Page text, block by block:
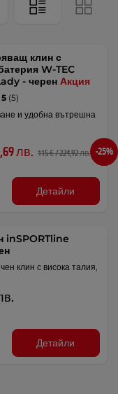
клин с
W-TEC
- черенАкция
5 (5)
и удобна вътрешна
лв. 115 € / 224,92 лв. -25%
Детайли
inSPORTline
клин с висока талия,
Детайли